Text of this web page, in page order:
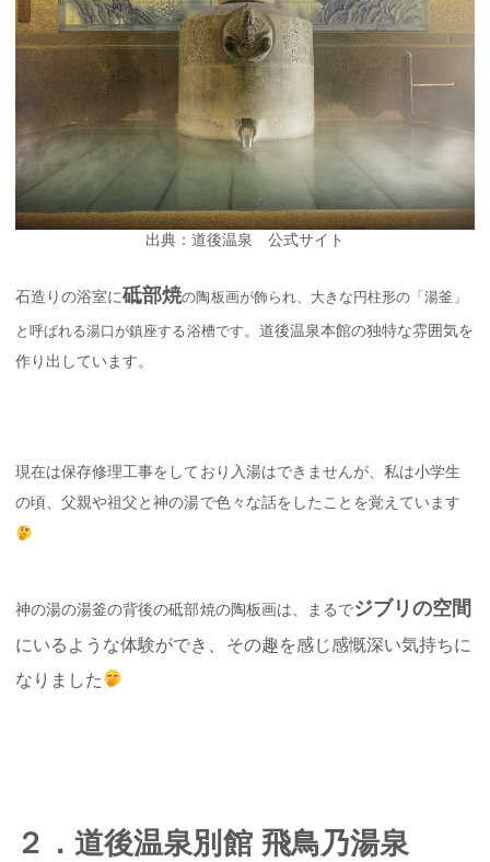
出典：道後温泉 公式サイト
石造りの浴室に砥部焼の陶板画が飾られ、大きな円柱形の「湯釜」
と呼ばれる湯口が鎮座する浴槽です 。道後温泉本館の独特な雰囲気を
作り出しています。
現在は保存修理工事をしており入湯はできませんが、私は小学生
の頃、父親や祖父と神の湯で色々な話をしたことを覚えています
神の湯の湯釜の背後の砥部焼の陶板画は、まるでジブリの空間
にいるような体験ができ、その趣を感じ感慨深い気持ちに
なりました
２．道後温泉別館 飛鳥乃湯泉